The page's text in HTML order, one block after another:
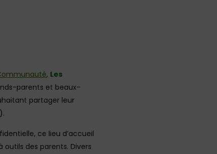
, Les
parents et beaux-
partager leur
ce lieu d’accueil
des parents. Divers